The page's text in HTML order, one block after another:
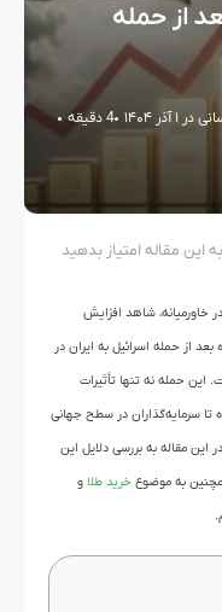
از حمله
آذر ۱۴۰۴ 4 دقیقه
به این مقاله امتیاز بدهید
خاورمیانه، شاهد افزایش
از حمله اسرائیل به ایران در
این حمله نه تنها تأثیرات
تا سرمایه‌گذاران در سطح جهانی
این مقاله به بررسی دلایل این
به موضوع خرید طلا و